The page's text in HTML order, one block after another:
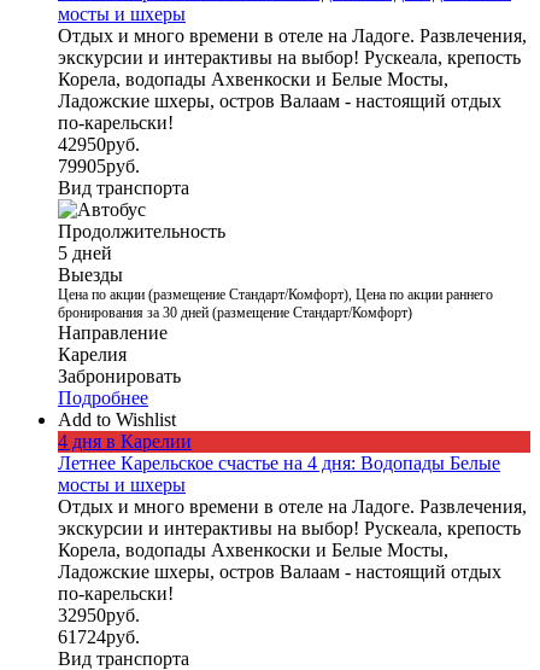
мосты и шхеры
Отдых и много времени в отеле на Ладоге. Развлечения,
экскурсии и интерактивы на выбор! Рускеала, крепость
Корела, водопады Ахвенкоски и Белые Мосты,
Ладожские шхеры, остров Валаам - настоящий отдых
по-карельски!
42950руб.
79905руб.
Вид транспорта
Продолжительность
5 дней
Выезды
Цена по акции (размещение Стандарт/Комфорт), Цена по акции раннего
бронирования за 30 дней (размещение Стандарт/Комфорт)
Направление
Карелия
Забронировать
Подробнее
Add to Wishlist
4 дня в Карелии
Летнее Карельское счастье на 4 дня: Водопады Белые
мосты и шхеры
Отдых и много времени в отеле на Ладоге. Развлечения,
экскурсии и интерактивы на выбор! Рускеала, крепость
Корела, водопады Ахвенкоски и Белые Мосты,
Ладожские шхеры, остров Валаам - настоящий отдых
по-карельски!
32950руб.
61724руб.
Вид транспорта